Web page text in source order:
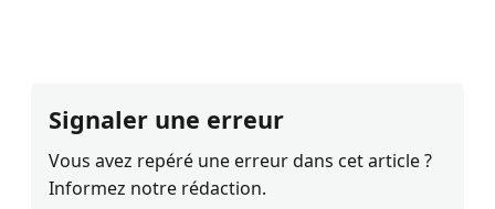
Signaler une erreur
Vous avez repéré une erreur dans cet article ?
Informez notre rédaction.